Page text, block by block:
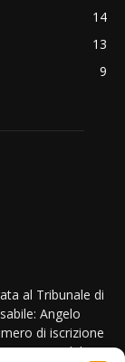
14
13
9
al Tribunale di
Angelo
di iscrizione
n. 17440 del